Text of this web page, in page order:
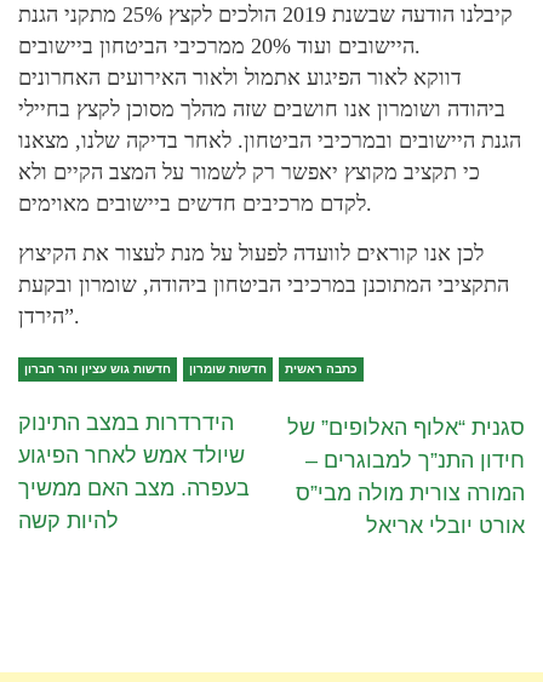
קיבלנו הודעה שבשנת 2019 הולכים לקצץ 25% מתקני הגנת
היישובים ועוד 20% ממרכיבי הביטחון ביישובים.
דווקא לאור הפיגוע אתמול ולאור האירועים האחרונים
ביהודה ושומרון אנו חושבים שזה מהלך מסוכן לקצץ בחיילי
הגנת היישובים ובמרכיבי הביטחון. לאחר בדיקה שלנו, מצאנו
כי תקציב מקוצץ יאפשר רק לשמור על המצב הקיים ולא
לקדם מרכיבים חדשים ביישובים מאוימים.
לכן אנו קוראים לוועדה לפעול על מנת לעצור את הקיצוץ
התקציבי המתוכנן במרכיבי הביטחון ביהודה, שומרון ובקעת
הירדן”.
חדשות גוש עציון והר חברון חדשות שומרון כתבה ראשית
הידרדרות במצב התינוק
שיולד אמש לאחר הפיגוע
בעפרה. מצב האם ממשיך
להיות קשה
סגנית “אלוף האלופים” של
חידון התנ”ך למבוגרים –
המורה צורית מולה מבי”ס
אורט יובלי אריאל